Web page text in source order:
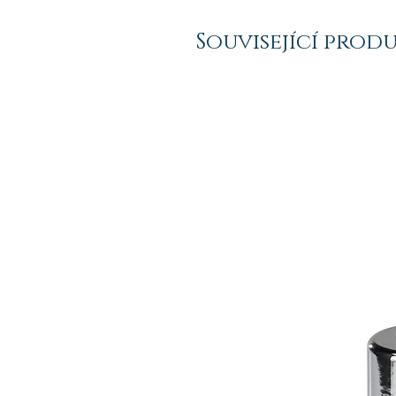
Související